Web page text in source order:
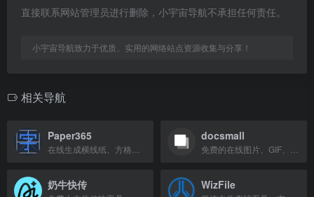
直接联系网站管理员进行删除，小宇宙导航不承担任何责任。
小宇宙导航致力于优质、实用的网络站点资源收集与分享！
相关导航
Paper365 docsmall
奶牛快传 WizFile